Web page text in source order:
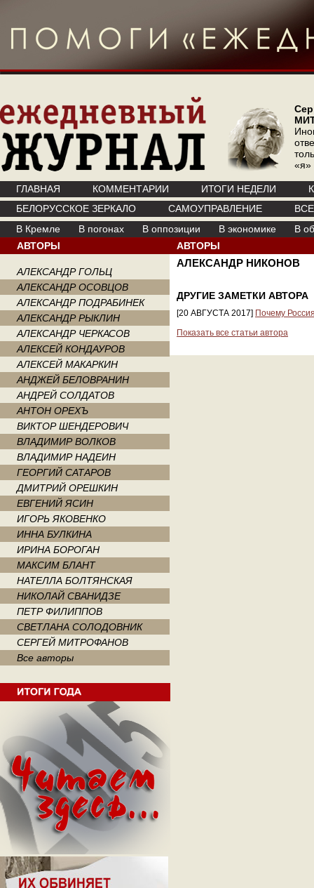
«я»
ГЛАВНАЯ КОММЕНТАРИИ ИТОГИ НЕДЕЛИ
БЕЛОРУССКОЕ ЗЕРКАЛО
САМОУПРАВЛЕНИЕ
В Кремле
В погонах В оппозиции В экономике
В
АВТОРЫ
АЛЕКСАНДР ГОЛЬЦ
АЛЕКСАНДР ОСОВЦОВ
АЛЕКСАНДР ПОДРАБИНЕК
АЛЕКСАНДР РЫКЛИН
АЛЕКСАНДР ЧЕРКАСОВ
АЛЕКСЕЙ КОНДАУРОВ
АЛЕКСЕЙ МАКАРКИН
АНДЖЕЙ БЕЛОВРАНИН
АНДРЕЙ СОЛДАТОВ
АНТОН ОРЕХЪ
ВИКТОР ШЕНДЕРОВИЧ
ВЛАДИМИР ВОЛКОВ
ВЛАДИМИР НАДЕИН
ГЕОРГИЙ САТАРОВ
ДМИТРИЙ ОРЕШКИН
ЕВГЕНИЙ ЯСИН
ИГОРЬ ЯКОВЕНКО
ИННА БУЛКИНА
ИРИНА БОРОГАН
МАКСИМ БЛАНТ
НАТЕЛЛА БОЛТЯНСКАЯ
НИКОЛАЙ СВАНИДЗЕ
ПЕТР ФИЛИППОВ
СВЕТЛАНА СОЛОДОВНИК
СЕРГЕЙ МИТРОФАНОВ
Все авторы
АВТОРЫ
АЛЕКСАНДР НИКОНОВ
ДРУГИЕ ЗАМЕТКИ АВТОРА
[20 АВГУСТА 2017] Почему
Показать все статьи автора